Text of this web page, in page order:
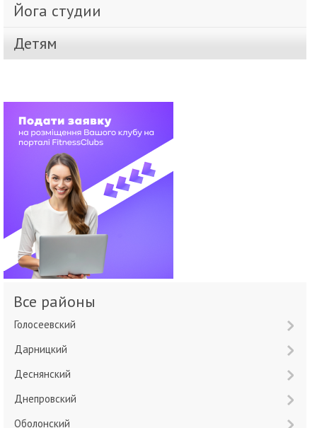
Йога студии
Детям
Все районы
Голосеевский
Дарницкий
Деснянский
Днепровский
Оболонский